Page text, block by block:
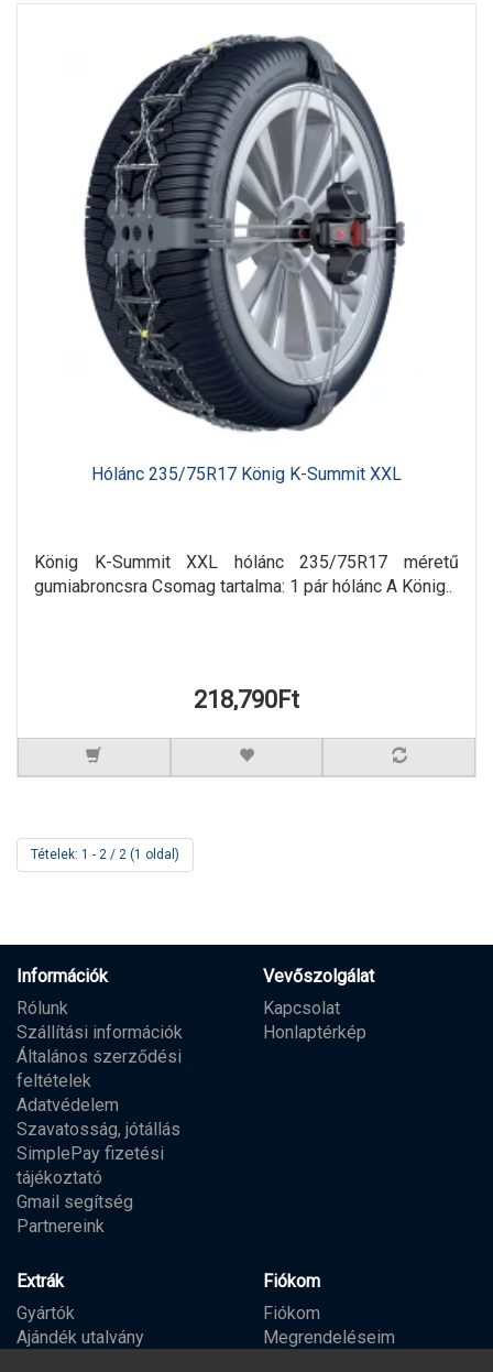
Hólánc 235/75R17 König K-Summit XXL
König K-Summit XXL hólánc 235/75R17 méretű
gumiabroncsra Csomag tartalma: 1 pár hólánc A König..
218,790Ft
Tételek: 1 - 2 / 2 (1 oldal)
Információk
Rólunk
Szállítási információk
Általános szerződési
feltételek
Adatvédelem
Szavatosság, jótállás
SimplePay fizetési
tájékoztató
Gmail segítség
Partnereink
Vevőszolgálat
Kapcsolat
Honlaptérkép
Extrák
Gyártók
Ajándék utalvány
Fiókom
Fiókom
Megrendeléseim